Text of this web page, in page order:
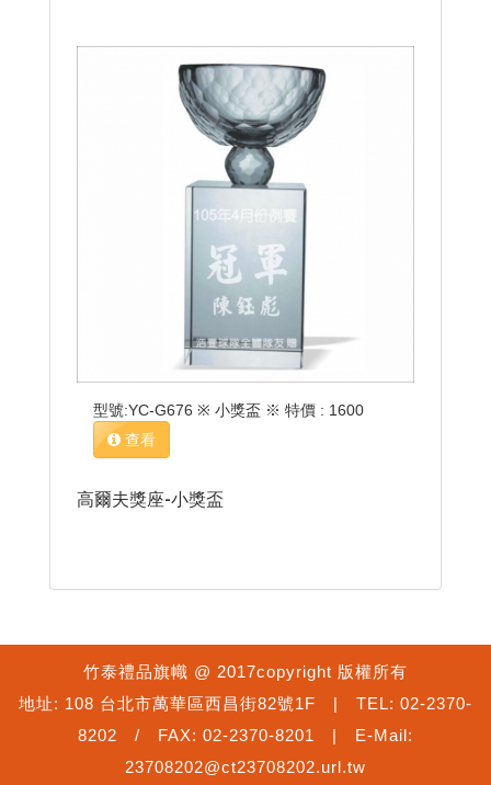
型號:YC-G676 ※ 小獎盃 ※ 特價 : 1600
查看
高爾夫獎座-小獎盃
竹泰禮品旗幟 @ 2017copyright 版權所有
地址: 108 台北市萬華區西昌街82號1F | TEL: 02-2370-
8202 / FAX: 02-2370-8201 | E-Mail:
23708202@ct23708202.url.tw